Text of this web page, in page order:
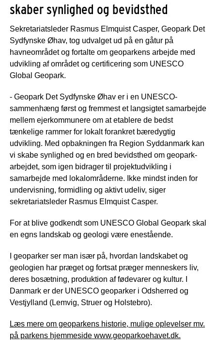
skaber synlighed og bevidsthed
Sekretariatsleder Rasmus Elmquist Casper, Geopark Det
Sydfynske Øhav, tog udvalget ud på en gåtur på
havneområdet og fortalte om geoparkens arbejde med
udvikling af området og certificering som UNESCO
Global Geopark.
- Geopark Det Sydfynske Øhav er i en UNESCO-
sammenhæng først og fremmest et langsigtet samarbejde
mellem ejerkommunere om at etablere de bedst
tænkelige rammer for lokalt forankret bæredygtig
udvikling. Med opbakningen fra Region Syddanmark kan
vi skabe synlighed og en bred bevidsthed om geopark-
arbejdet, som igen bidrager til projektudvikling i
samarbejde med lokalområderne. Ikke mindst inden for
undervisning, formidling og aktivt udeliv, siger
sekretariatsleder Rasmus Elmquist Casper.
For at blive godkendt som UNESCO Global Geopark skal
en egns landskab og geologi være enestående.
I geoparker ser man især på, hvordan landskabet og
geologien har præget og fortsat præger menneskers liv,
deres bosætning, produktion af fødevarer og kultur. I
Danmark er der UNESCO geoparker i Odsherred og
Vestjylland (Lemvig, Struer og Holstebro).
Læs mere om geoparkens historie, mulige oplevelser mv.
på parkens hjemmeside www.geoparkoehavet.dk.